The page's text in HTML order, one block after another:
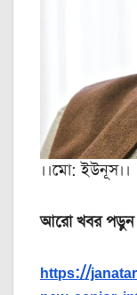
।।মো: ইউনূস।।
আরো খবর পড়ুন
https://